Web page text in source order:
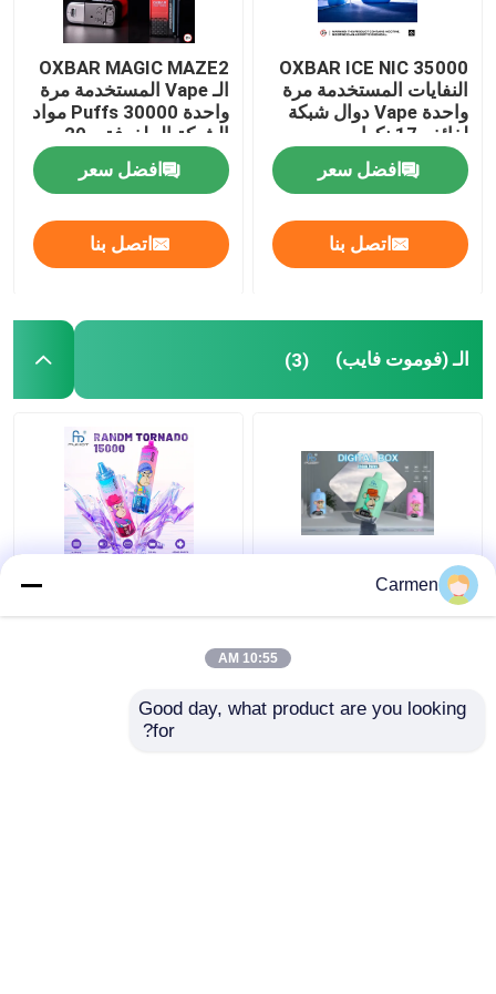
OXBAR ICE NIC 35000
النفايات المستخدمة مرة
واحدة Vape دوال شبكة
لفائف 17 نكهات
افضل سعر
اتصل بنا
OXBAR MAGIC MAZE2
الـ Vape المستخدمة مرة
واحدة 30000 Puffs مواد
الشبكة الملفوفة و 20
حجم
افضل سعر
اتصل بنا
الـ (فوموت فايب) (3)
"فوموت ديجيتال بوكس
طعم Fumot Vape
Carmen
10:55 AM
Good day, what product are you looking
for?